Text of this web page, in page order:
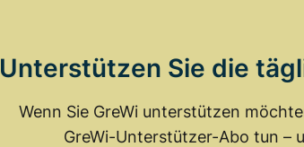
Unterstützen Sie die
Wenn Sie GreWi unterstützen
GreWi-Unterstützer-Abo tun –